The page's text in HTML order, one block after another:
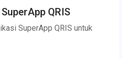
QRIS
SuperApp QRIS untuk